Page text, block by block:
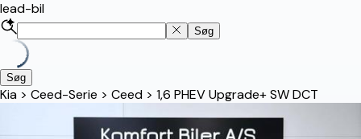
lead-bil
Søg
Søg
Kia > Ceed-Serie > Ceed > 1,6 PHEV Upgrade+ SW DCT